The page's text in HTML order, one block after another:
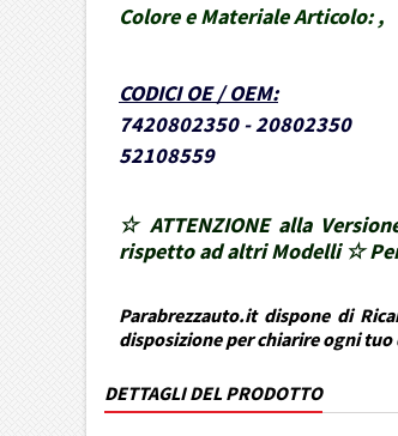
Colore e Materiale Articolo: ,
CODICI OE / OEM:
7420802350 - 20802350
52108559
☆ ATTENZIONE alla
rispetto ad altri Modelli ☆
Parabrezzauto.it dispone di
disposizione per chiarire ogni
DETTAGLI DEL PRODOTTO